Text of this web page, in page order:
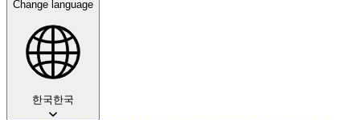
Change language
한국한국